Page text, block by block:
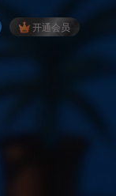
开通会员